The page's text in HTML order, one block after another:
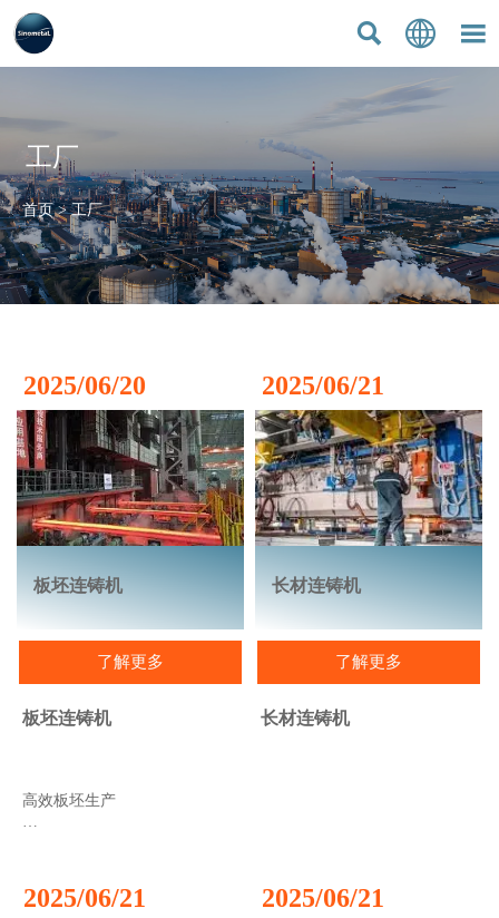
  
工厂
首页>工厂
2025/06/20
板坯连铸机
了解更多
板坯连铸机
高效板坯生产
市场和客户的高要求。
2025/06/21
长材连铸机
了解更多
长材连铸机
2025/06/21 2025/06/21